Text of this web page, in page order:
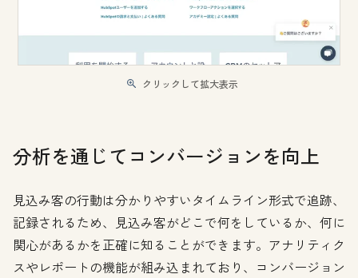
クリックして拡大表示
分析を通じてコンバージョンを向上
見込み客の行動は分かりやすいタイムライン形式で追跡、
記録されるため、見込み客がどこで何をしているか、何に
関心があるかを正確に知ることができます。アナリティク
スやレポートの機能が組み込まれており、コンバージョン